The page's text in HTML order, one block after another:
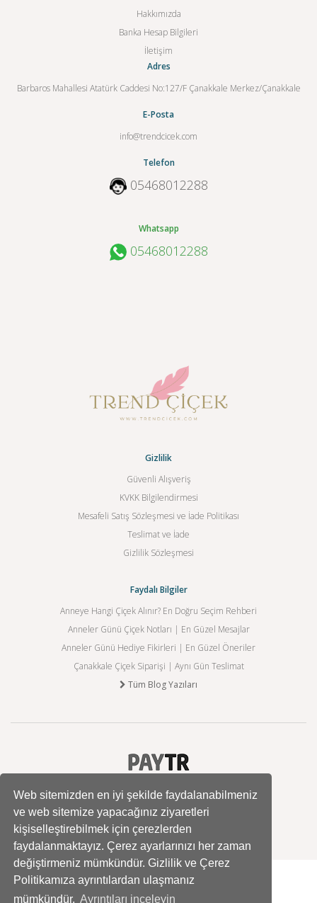
Web sitemizden en iyi şekilde faydalanabilmeniz
ve web sitemize yapacağınız ziyaretleri
kişiselleştirebilmek için çerezlerden
faydalanmaktayız. Çerez ayarlarınızı her zaman
değiştirmeniz mümkündür. Gizlilik ve Çerez
Politikamıza ayrıntılardan ulaşmanız
mümkündür. Ayrıntıları inceleyin
Hakkımızda
Banka Hesap Bilgileri
İletişim
Adres
Barbaros Mahallesi Atatürk Caddesi No:127/F Çanakkale Merkez/Çanakkale
E-Posta
info@trendcicek.com
Telefon
05468012288
Whatsapp
05468012288
Gizlilik
Güvenli Alışveriş
KVKK Bilgilendirmesi
Mesafeli Satış Sözleşmesi ve İade Politikası
Teslimat ve İade
Gizlilik Sözleşmesi
Faydalı Bilgiler
Anneye Hangi Çiçek Alınır? En Doğru Seçim Rehberi
Anneler Günü Çiçek Notları | En Güzel Mesajlar
Anneler Günü Hediye Fikirleri | En Güzel Öneriler
Çanakkale Çiçek Siparişi | Aynı Gün Teslimat
Tüm Blog Yazıları